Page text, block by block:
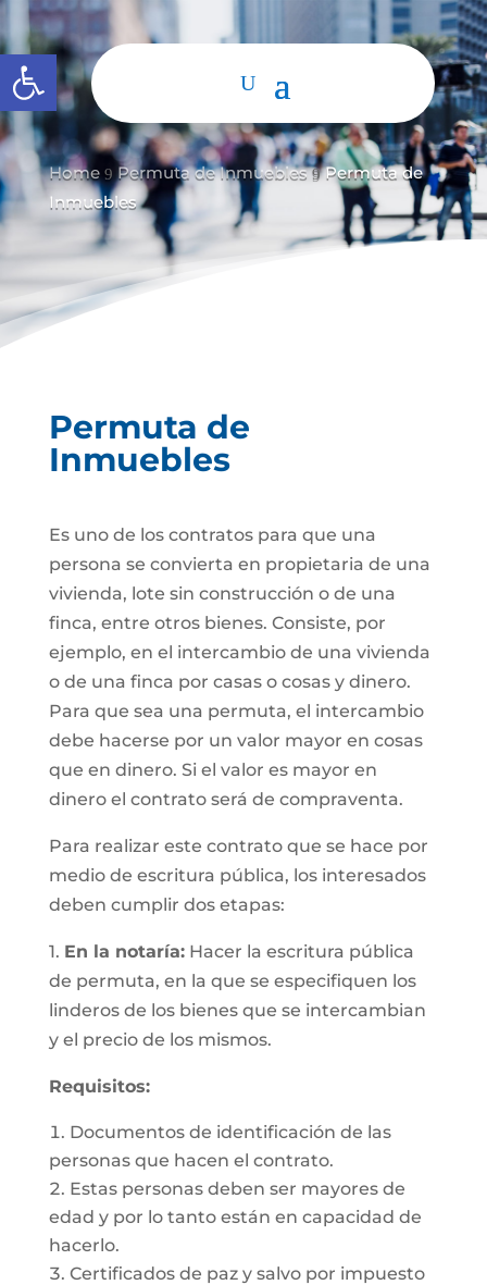
Abrir barra de herramientas
Home 9 Permuta de Inmuebles 9 Permuta de
Inmuebles
Permuta de
Inmuebles
Es uno de los contratos para que una
persona se convierta en propietaria de una
vivienda, lote sin construcción o de una
finca, entre otros bienes. Consiste, por
ejemplo, en el intercambio de una vivienda
o de una finca por casas o cosas y dinero.
Para que sea una permuta, el intercambio
debe hacerse por un valor mayor en cosas
que en dinero. Si el valor es mayor en
dinero el contrato será de compraventa.
Para realizar este contrato que se hace por
medio de escritura pública, los interesados
deben cumplir dos etapas:
1. En la notaría:Hacer la escritura pública
de permuta, en la que se especifiquen los
linderos de los bienes que se intercambian
y el precio de los mismos.
Requisitos:
Documentos de identificación de las
personas que hacen el contrato.
Estas personas deben ser mayores de
edad y por lo tanto están en capacidad de
hacerlo.
Certificados de paz y salvo por impuesto